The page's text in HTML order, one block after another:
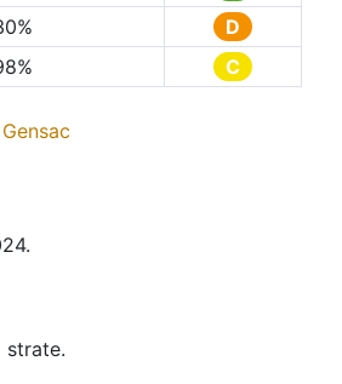
%
D
% C
Gensac
.
strate.